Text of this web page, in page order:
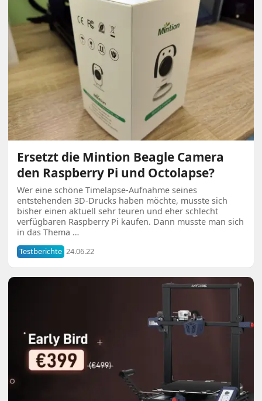
Ersetzt die Mintion Beagle Camera
den Raspberry Pi und Octolapse?
Wer eine schöne Timelapse-Aufnahme seines
entstehenden 3D-Drucks haben möchte, musste sich
bisher einen aktuell sehr teuren und eher schlecht
verfügbaren Raspberry Pi kaufen. Dann musste man sich
in das Thema …
Testberichte 24.06.22